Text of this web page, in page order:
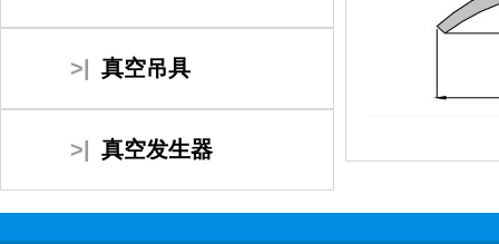
>| 真空吊具
>| 真空发生器